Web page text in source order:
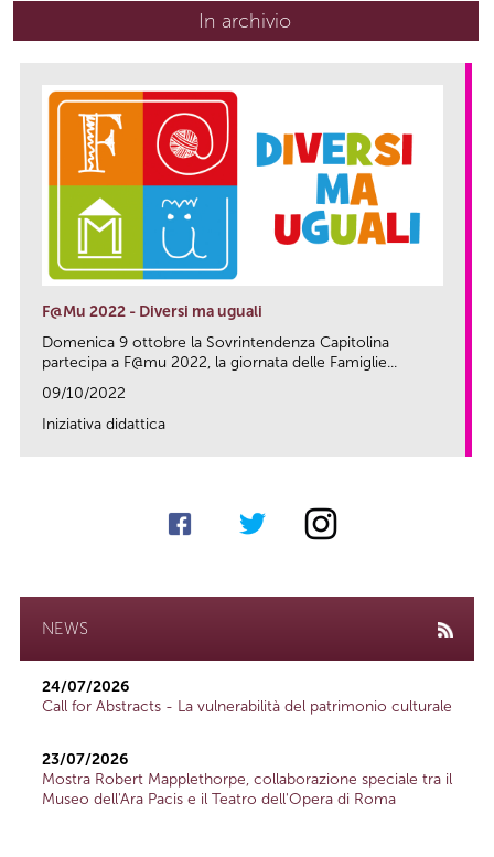
In archivio
F@Mu 2022 - Diversi ma uguali
Domenica 9 ottobre la Sovrintendenza Capitolina
partecipa a F@mu 2022, la giornata delle Famiglie...
09/10/2022
Iniziativa didattica
NEWS
24/07/2026
Call for Abstracts - La vulnerabilità del patrimonio culturale
23/07/2026
Mostra Robert Mapplethorpe, collaborazione speciale tra il
Museo dell'Ara Pacis e il Teatro dell'Opera di Roma